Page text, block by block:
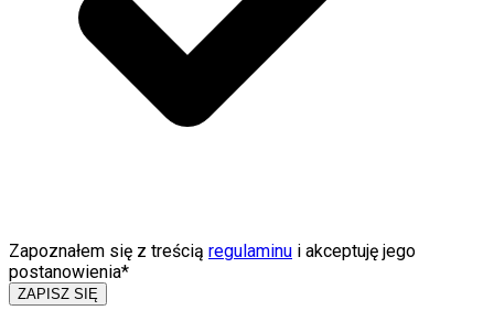
Zapoznałem się z treścią regulaminu i akceptuję jego
postanowienia*
ZAPISZ SIĘ